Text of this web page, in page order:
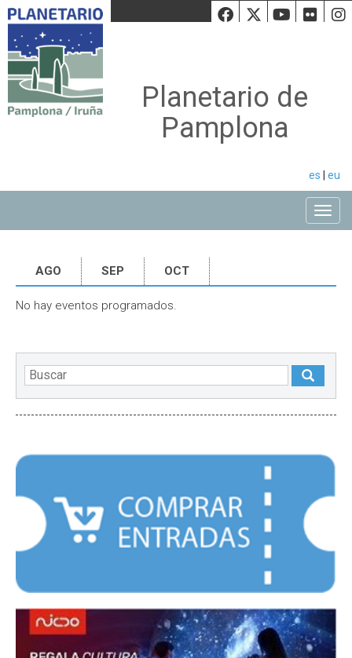
Facebook
Twiiter
Planetario de
Pamplona
es eu
AGO SEP OCT
No hay eventos programados.